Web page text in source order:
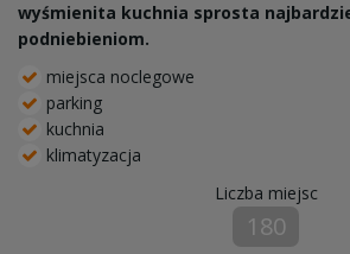
wyśmienita kuchnia sprosta
podniebieniom.
miejsca noclegowe
parking
kuchnia
klimatyzacja
Liczba miejsc
180